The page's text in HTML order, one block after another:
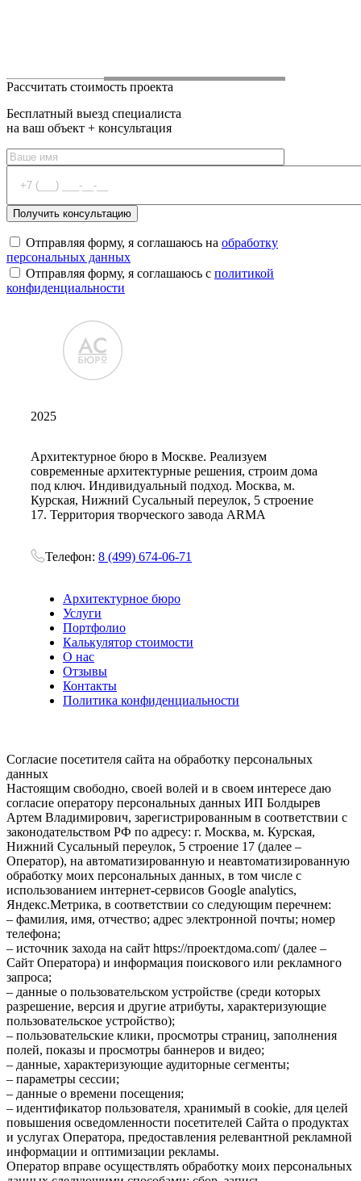
Рассчитать стоимость проекта
Бесплатный выезд специалиста
на ваш объект + консультация
Отправляя форму, я соглашаюсь на обработку
персональных данных
Отправляя форму, я соглашаюсь с политикой
конфиденциальности
2025
Архитектурное бюро в Москве. Реализуем
современные архитектурные решения, строим дома
под ключ. Индивидуальный подход. Москва, м.
Курская, Нижний Сусальный переулок, 5 строение
17. Территория творческого завода ARMA
Телефон: 8 (499) 674-06-71
Архитектурное бюро
Услуги
Портфолио
Калькулятор стоимости
О нас
Отзывы
Контакты
Политика конфиденциальности
Согласие посетителя сайта на обработку персональных
данных
Настоящим свободно, своей волей и в своем интересе даю
согласие оператору персональных данных ИП Болдырев
Артем Владимирович, зарегистрированным в соответствии с
законодательством РФ по адресу: г. Москва, м. Курская,
Нижний Сусальный переулок, 5 строение 17 (далее –
Оператор), на автоматизированную и неавтоматизированную
обработку моих персональных данных, в том числе с
использованием интернет-сервисов Google analytics,
Яндекс.Метрика, в соответствии со следующим перечнем:
– фамилия, имя, отчество; адрес электронной почты; номер
телефона;
– источник захода на сайт https://проектдома.com/ (далее –
Сайт Оператора) и информация поискового или рекламного
запроса;
– данные о пользовательском устройстве (среди которых
разрешение, версия и другие атрибуты, характеризующие
пользовательское устройство);
– пользовательские клики, просмотры страниц, заполнения
полей, показы и просмотры баннеров и видео;
– данные, характеризующие аудиторные сегменты;
– параметры сессии;
– данные о времени посещения;
– идентификатор пользователя, хранимый в cookie, для целей
повышения осведомленности посетителей Сайта о продуктах
и услугах Оператора, предоставления релевантной рекламной
информации и оптимизации рекламы.
Оператор вправе осуществлять обработку моих персональных